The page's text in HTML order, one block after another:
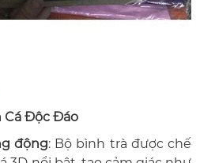
Cá Độc Đáo
động: Bộ bình trà được chế